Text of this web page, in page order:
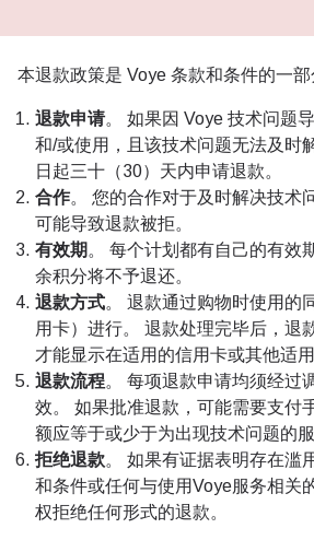
本退款政策是 Voye 条款和条件的一部
退款申请。 如果因 Voye 技术问题
和/或使用，且该技术问题无法及时
日起三十（30）天内申请退款。
合作。 您的合作对于及时解决技术
可能导致退款被拒。
有效期 。 每个计划都有自己的有效
余积分将不予退还。
退款方式。 退款通过购物时使用的
用卡）进行。 退款处理完毕后，退
才能显示在适用的信用卡或其他适用
退款流程。 每项退款申请均须经过
效。 如果批准退款，可能需要支付
额应等于或少于为出现技术问题的
拒绝退款。 如果有证据表明存在滥
和条件或任何与使用Voye服务相关
权拒绝任何形式的退款。